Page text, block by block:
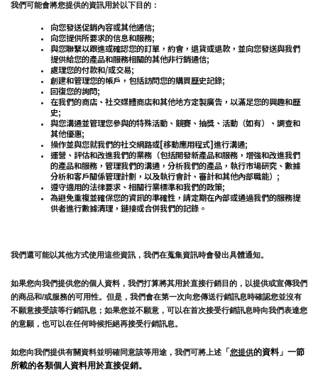
我們可能會將您提供的資訊用於以下目的：
向您發送促銷內容或其他通信;
向您提供所要求的信息和服務;
與您聯繫以跟進或確認您的訂單，約會，退貨或退款，並向您發送與我們
提供給您的產品和服務相關的其他非行銷通信;
處理您的付款和/或交易;
創建和管理您的帳戶，包括訪問您的購買歷史記錄;
回復您的詢問;
在我們的商店、社交媒體商店和其他地方定製廣告，以滿足您的興趣和歷
史;
與您溝通並管理您參與的特殊活動、競賽、抽獎、活動（如有）、調查和
其他優惠;
操作並與您就我們的社交網路或[移動應用程式]進行溝通;
運營、評估和改進我們的業務（包括開發新產品和服務，增強和改進我們
的產品和服務，管理我們的溝通，分析我們的產品，執行市場研究、數據
分析和客戶關係管理計劃，以及執行會計、審計和其他內部職能）;
遵守適用的法律要求、相關行業標準和我們的政策;
為避免重複並確保您的資訊的準確性，請定期在內部或通過我們的服務提
供者進行數據清理，鏈接或合併我們的記錄。
我們還可能以其他方式使用這些資訊，我們在蒐集資訊時會發出具體通知。
如果您向我們提供您的個人資料，我們打算將其用於直接行銷目的，以提供或宣傳我們
的商品和/或服務的可用性。但是，我們會在第一次向您傳送行銷訊息時確認您並沒有
不願意接受該等行銷訊息；如果您並不願意，可以在首次接受行銷訊息時向我們表達您
的意願，也可以在任何時候拒絕再接受行銷訊息。
如您向我們提供有關資料並明確同意該等用途，我們可將上述 「 您提供的資料」一節
所載的各類個人資料用於直接促銷。